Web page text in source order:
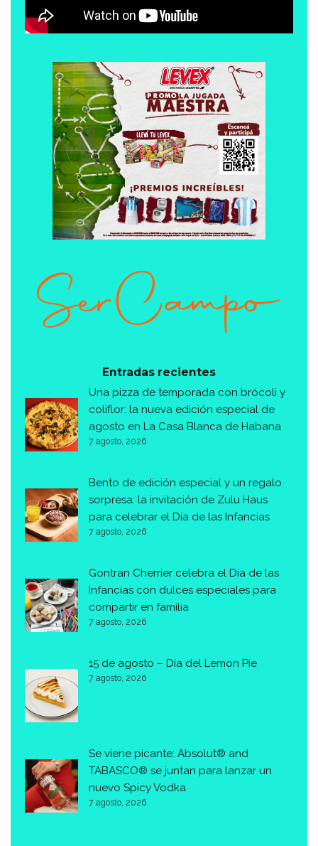
Entradas recientes
Una pizza de temporada con brócoli y
coliflor: la nueva edición especial de
agosto en La Casa Blanca de Habana
7 agosto, 2026
Bento de edición especial y un regalo
sorpresa: la invitación de Zulu Haus
para celebrar el Día de las Infancias
7 agosto, 2026
Gontran Cherrier celebra el Día de las
Infancias con dulces especiales para
compartir en familia
7 agosto, 2026
15 de agosto – Día del Lemon Pie
7 agosto, 2026
Se viene picante: Absolut® and
TABASCO® se juntan para lanzar un
nuevo Spicy Vodka
7 agosto, 2026